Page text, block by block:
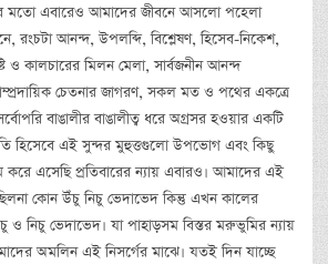
মতো এবারেও আমাদের জীবনে আসলো পহেলা
রংচটা আনন্দ, উপলব্দি, বিশ্লেষণ, হিসেব-নিকেশ,
ও কালচারের মিলন মেলা, সার্বজনীন আনন্দ
চেতনার জাগরণ, সকল মত ও পথের একত্রে
বাঙালীর বাঙালীত্ব ধরে অগ্রসর হওয়ার একটি
হিসেবে এই সুন্দর মুহুত্তগুলো উপভোগ এবং কিছু
করে এসেছি প্রতিবারের ন্যায় এবারও। আমাদের এই
কোন উঁচু নিচু ভেদাভেদ কিন্তু এখন কালের
ও নিচু ভেদাভেদ। যা পাহাড়সম বিস্তর মরুভুমির ন্যায়
অমলিন এই নিসর্গের মাঝে। যতই দিন যাচ্ছে